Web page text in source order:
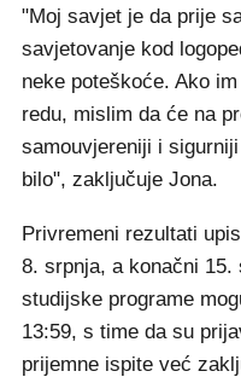
"Moj savjet je da prije
savjetovanje kod
neke poteškoće. Ako
redu, mislim da će na
samouvjereniji i
bilo", zaključuje Jona.
Privremeni rezultati
8. srpnja, a konačni
studijske programe
13:59, s time da su
prijemne ispite već